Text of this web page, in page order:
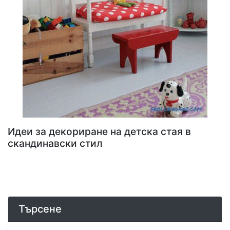
Идеи за декориране на детска стая в
скандинавски стил
Търсене